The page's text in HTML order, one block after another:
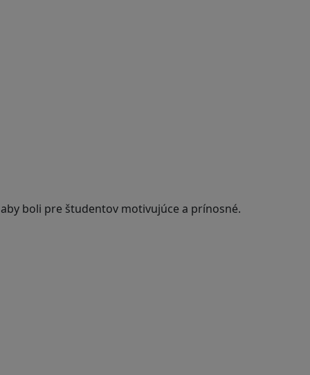
boli pre študentov motivujúce a prínosné.